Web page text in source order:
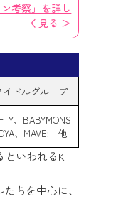
ン考察」を詳し
く見る ＞
イドルグループ
、BABYMONS
、MAVE: 他
といわれるK-
ちを中心に、